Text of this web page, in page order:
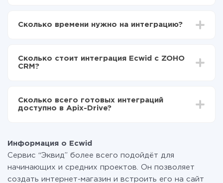
Выбираете какие данные передавать из Ecwid в
Теперь данные будут автоматически
передаваться из Ecwid в ZOHO CRM
Сколько времени нужно на интеграцию?
отличаться и составлять от 5-ти до 30-минут. В
среднем настройка занимает 10-15 минут.
Сколько стоит интеграция Ecwid с ZOHO
CRM?
функционал. Вы оплачиваете только количество
данных, которые по факту передаются из одной
перейти на платный, при необходимости. Подробнее
отарифах.
Сколько всего готовых интеграций
доступно в Apix-Drive?
Информация о Ecwid
Сервис “Эквид” более всего подойдёт для
начинающих и средних проектов. Он позволяет
создать интернет-магазин и встроить его на сайт